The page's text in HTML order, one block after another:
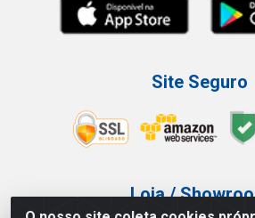
Site Seguro
Loja /